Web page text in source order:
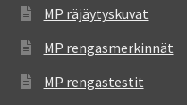
MP räjäytyskuvat
MP rengasmerkinnät
MP rengastestit